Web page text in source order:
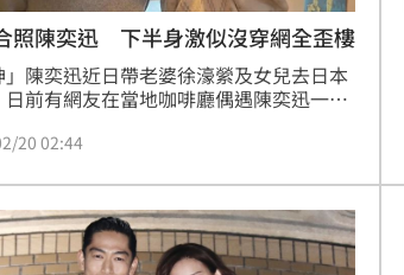
照陳奕迅 下半身激似沒穿網全歪樓
」陳奕迅近日帶老婆徐濠縈及女兒去日本
日前有網友在當地咖啡廳偶遇陳奕迅一
應，事後這名女網友將合照PO上社群，
著下半身，讓不少人嚇了好大一跳。
20 02:44